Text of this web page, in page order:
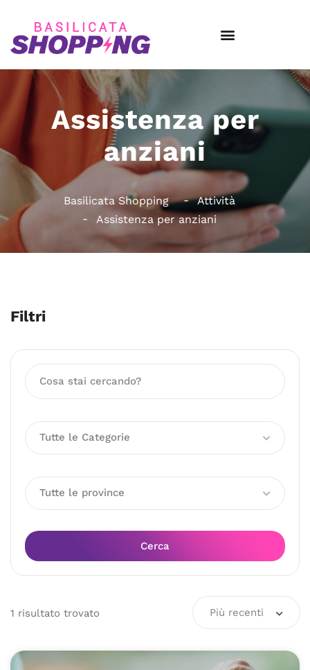
Assistenza per
anziani
Basilicata Shopping
Attività
Assistenza per anziani
Filtri
Tutte le Categorie
Tutte le province
Cerca
1 risultato trovato Più recenti